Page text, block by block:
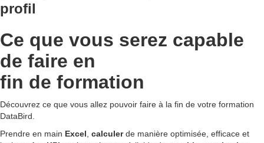
profil
Ce que vous serez capable
de faire en
fin de formation
Découvrez ce que vous allez pouvoir faire à la fin de votre formation
DataBird.
Prendre en main Excel, calculerde manière optimisée, efficace et